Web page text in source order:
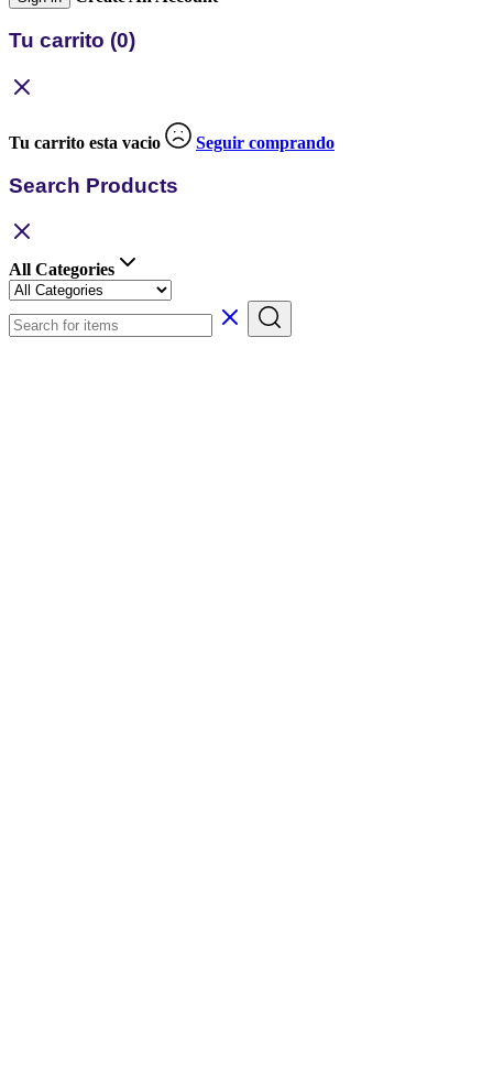
Tu carrito (0)
Tu carrito esta vacio Seguir comprando
Search Products
All Categories